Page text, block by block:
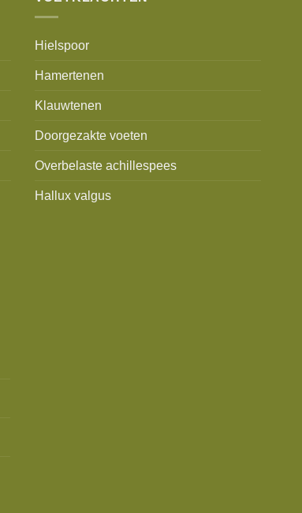
Hielspoor
Hamertenen
Klauwtenen
Doorgezakte voeten
Overbelaste achillespees
Hallux valgus